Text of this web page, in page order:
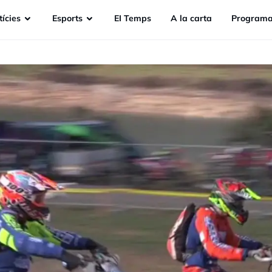
Esports EI Temps A la carta